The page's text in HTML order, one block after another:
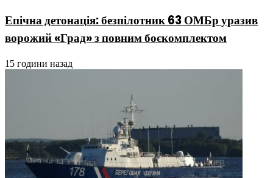
Епічна детонація: безпілотник 63 ОМБр уразив
ворожий «Град» з повним боєкомплектом
15 години назад